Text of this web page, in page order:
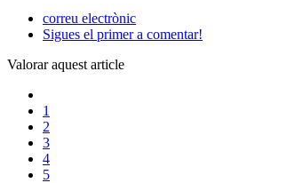
correu electrònic
Sigues el primer a comentar!
Valorar aquest article
1
2
3
4
5